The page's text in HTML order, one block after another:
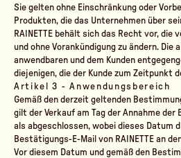
Sie gelten ohne Einschränkung oder
Produkten, die das Unternehmen über
RAINETTE behält sich das Recht vor, die
und ohne Vorankündigung zu ändern. Die
anwendbaren und dem Kunden
diejenigen, die der Kunde zum Zeitpunkt
Artikel 3 - Anwendungsbereich
Gemäß den derzeit geltenden
gilt der Verkauf am Tag der Annahme der
als abgeschlossen, wobei dieses Datum
Bestätigungs-E-Mail von RAINETTE an
Vor diesem Datum und gemäß den